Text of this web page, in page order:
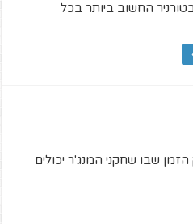
החשוב ביותר בכל
שבו שחקני המנג'ר יכולים